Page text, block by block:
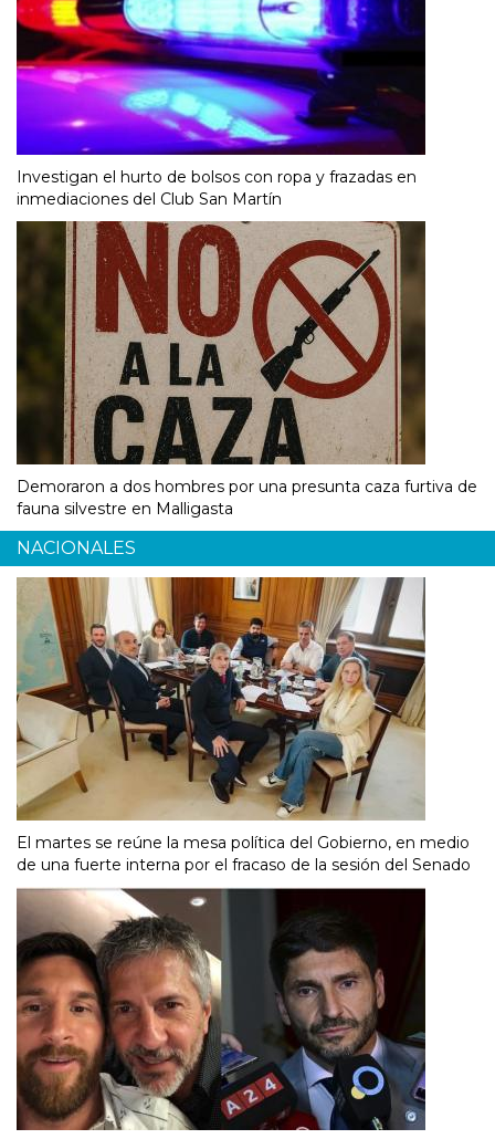
Investigan el hurto de bolsos con ropa y frazadas en
inmediaciones del Club San Martín
Demoraron a dos hombres por una presunta caza furtiva de
fauna silvestre en Malligasta
NACIONALES
El martes se reúne la mesa política del Gobierno, en medio
de una fuerte interna por el fracaso de la sesión del Senado